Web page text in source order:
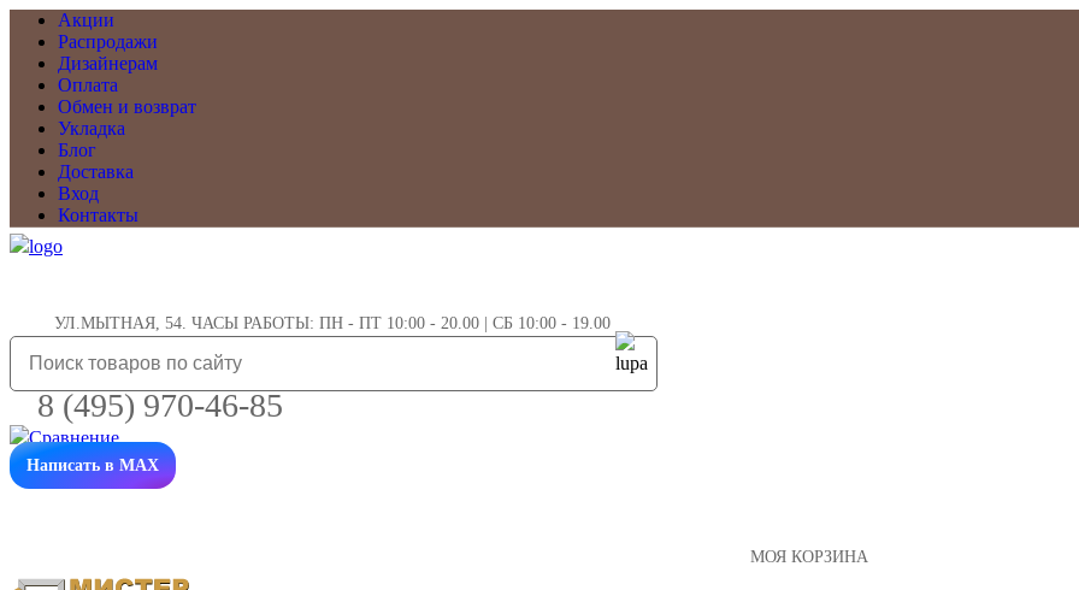
Акции
Распродажи
Дизайнерам
Оплата
Обмен и возврат
Укладка
Блог
Доставка
Вход
Контакты
УЛ.МЫТНАЯ, 54. ЧАСЫ РАБОТЫ: ПН - ПТ 10:00 - 20.00 | СБ 10:00 - 19.00
8 (495) 970-46-85
Написать в MAX
МОЯ КОРЗИНА